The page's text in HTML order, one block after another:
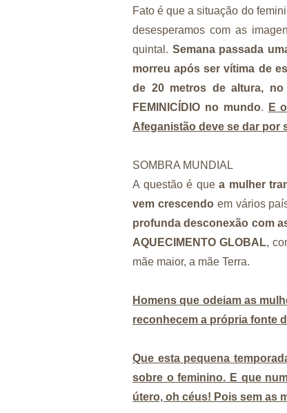
Fato é que a situação do
desesperamos com as
quintal. Semana passada
morreu após ser vítima de
de 20 metros de altura,
FEMINICÍDIO no mundo.
E
Afeganistão deve se dar por
SOMBRA MUNDIAL
A questão é que a mulher
vem crescendoem vários
profunda desconexão com
AQUECIMENTO GLOBAL,
mãe maior, a mãe Terra.
Homens que odeiam as
reconhecem a própria fonte
Que esta pequena
sobre o feminino. E que
útero, oh céus! Pois sem as